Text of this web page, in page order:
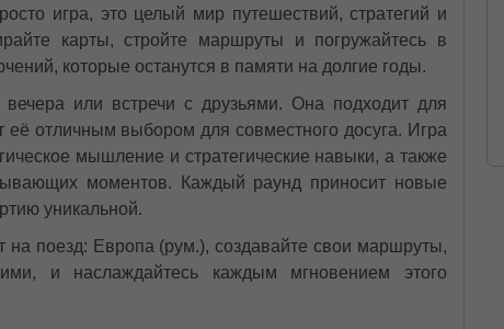
игра, это целый мир путешествий, стратегий и
карты, стройте маршруты и погружайтесь в
которые останутся в памяти на долгие годы.
или встречи с друзьями. Она подходит для
её отличным выбором для совместного досуга. Игра
мышление и стратегические навыки, а также
моментов. Каждый раунд приносит новые
уникальной.
на поезд: Европа (рум.), создавайте свои маршруты,
и наслаждайтесь каждым мгновением этого